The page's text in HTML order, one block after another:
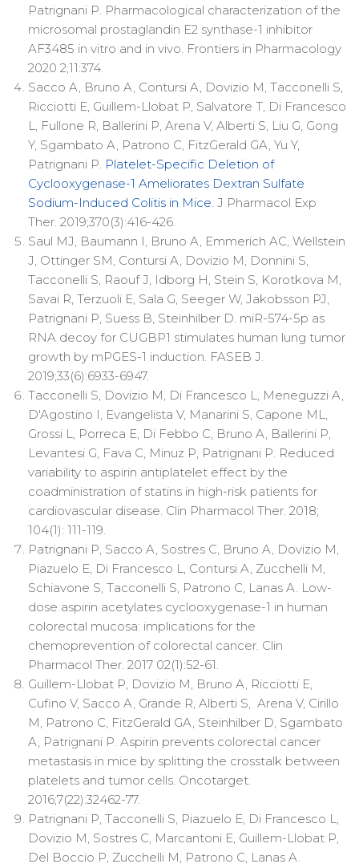
Patrignani P. Pharmacological characterization of the
microsomal prostaglandin E2 synthase-1 inhibitor
AF3485 in vitro and in vivo. Frontiers in Pharmacology
2020 2;11:374.
Sacco A, Bruno A, Contursi A, Dovizio M, Tacconelli S,
Ricciotti E, Guillem-Llobat P, Salvatore T, Di Francesco
L, Fullone R, Ballerini P, Arena V, Alberti S, Liu G, Gong
Y, Sgambato A, Patrono C, FitzGerald GA, Yu Y,
Patrignani P. Platelet-Specific Deletion of
Cyclooxygenase-1 Ameliorates Dextran Sulfate
Sodium-Induced Colitis in Mice. J Pharmacol Exp
Ther. 2019;370(3):416-426.
Saul MJ, Baumann I, Bruno A, Emmerich AC, Wellstein
J, Ottinger SM, Contursi A, Dovizio M, Donnini S,
Tacconelli S, Raouf J, Idborg H, Stein S, Korotkova M,
Savai R, Terzuoli E, Sala G, Seeger W, Jakobsson PJ,
Patrignani P, Suess B, Steinhilber D. miR-574-5p as
RNA decoy for CUGBP1 stimulates human lung tumor
growth by mPGES-1 induction. FASEB J.
2019;33(6):6933-6947.
Tacconelli S, Dovizio M, Di Francesco L, Meneguzzi A,
D'Agostino I, Evangelista V, Manarini S, Capone ML,
Grossi L, Porreca E, Di Febbo C, Bruno A, Ballerini P,
Levantesi G, Fava C, Minuz P, Patrignani P. Reduced
variability to aspirin antiplatelet effect by the
coadministration of statins in high-risk patients for
cardiovascular disease. Clin Pharmacol Ther. 2018;
104(1): 111-119.
Patrignani P, Sacco A, Sostres C, Bruno A, Dovizio M,
Piazuelo E, Di Francesco L, Contursi A, Zucchelli M,
Schiavone S, Tacconelli S, Patrono C, Lanas A. Low-
dose aspirin acetylates cyclooxygenase-1 in human
colorectal mucosa: implications for the
chemoprevention of colorectal cancer. Clin
Pharmacol Ther. 2017 02(1):52-61.
Guillem-Llobat P, Dovizio M, Bruno A, Ricciotti E,
Cufino V, Sacco A, Grande R, Alberti S, Arena V, Cirillo
M, Patrono C, FitzGerald GA, Steinhilber D, Sgambato
A, Patrignani P. Aspirin prevents colorectal cancer
metastasis in mice by splitting the crosstalk between
platelets and tumor cells. Oncotarget.
2016;7(22):32462-77.
Patrignani P, Tacconelli S, Piazuelo E, Di Francesco L,
Dovizio M, Sostres C, Marcantoni E, Guillem-Llobat P,
Del Boccio P, Zucchelli M, Patrono C, Lanas A.